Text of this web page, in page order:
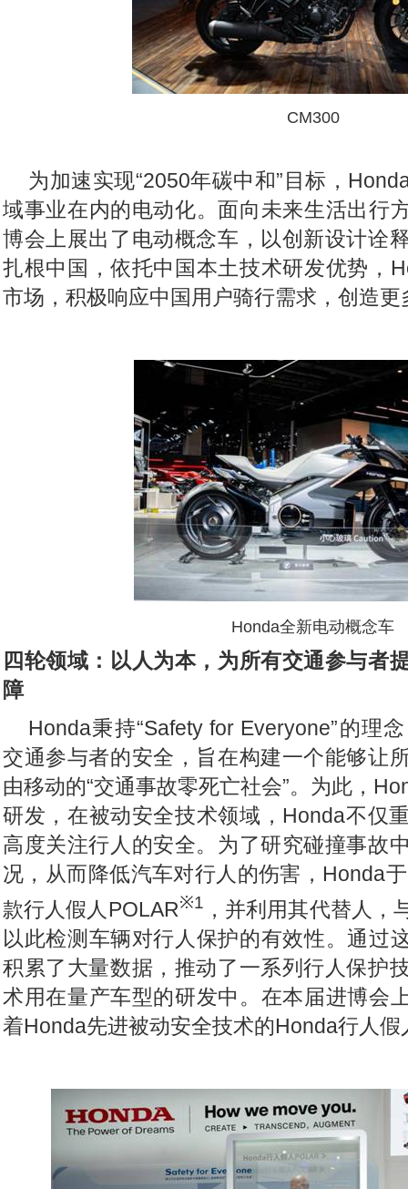
CM300
为加速实现“2050年碳中和”目标，
域事业在内的电动化。面向未来生活出行
博会上展出了电动概念车，以创新设计诠
扎根中国，依托中国本土技术研发优势，
市场，积极响应中国用户骑行需求，创造
Honda全新电动概念车
四轮领域：以人为本，为所有交通参与者
障
Honda秉持“Safety for Everyone”的理
交通参与者的安全，旨在构建一个能够让
由移动的“交通事故零死亡社会”。为此，
研发，在被动安全技术领域，Honda不仅
高度关注行人的安全。为了研究碰撞事故
况，从而降低汽车对行人的伤害，Honda
款行人假人POLAR※1 ，并利用其代替人，
以此检测车辆对行人保护的有效性。通过
积累了大量数据，推动了一系列行人保护
术用在量产车型的研发中。在本届进博会
着Honda先进被动安全技术的Honda行人